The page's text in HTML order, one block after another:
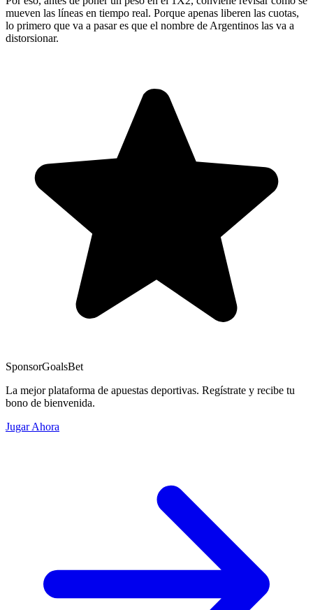
mueven las líneas en tiempo real. Porque apenas liberen las cuotas,
lo primero que va a pasar es que el nombre de Argentinos las va a
distorsionar.
SponsorGoalsBet
La mejor plataforma de apuestas deportivas. Regístrate y recibe tu
bono de bienvenida.
Jugar Ahora